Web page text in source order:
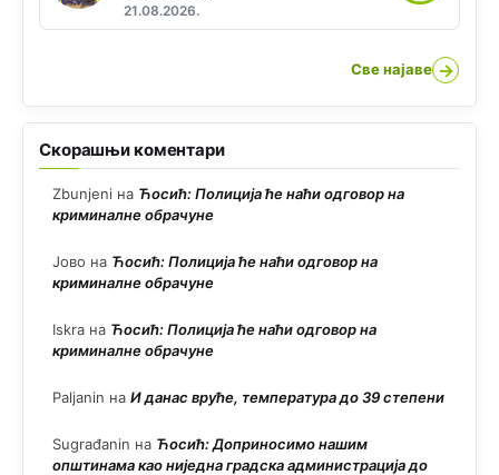
21.08.2026.
Све најаве →
Скорашњи коментари
Zbunjeni на Ћосић: Полиција ће наћи одговор на
криминалне обрачуне
Јово на Ћосић: Полиција ће наћи одговор на
криминалне обрачуне
Iskra на Ћосић: Полиција ће наћи одговор на
криминалне обрачуне
Paljanin на И данас вруће, температура до 39 степени
Sugrađanin на Ћосић: Доприносимо нашим
општинама као ниједна градска администрација до